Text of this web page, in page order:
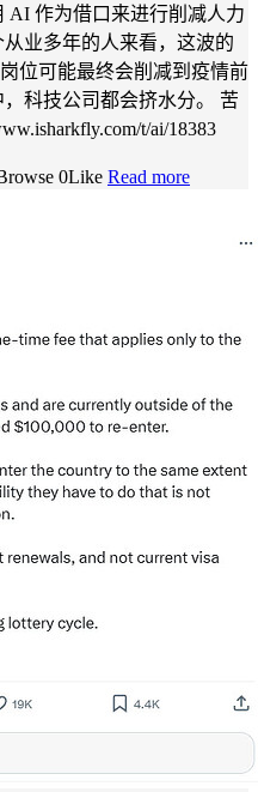
AI 作为借口来进行削减人力
业多年的人来看，这波的
位可能最终会削减到疫情前
科技公司都会挤水分。 苦
t/ai/18383
0Like Read more